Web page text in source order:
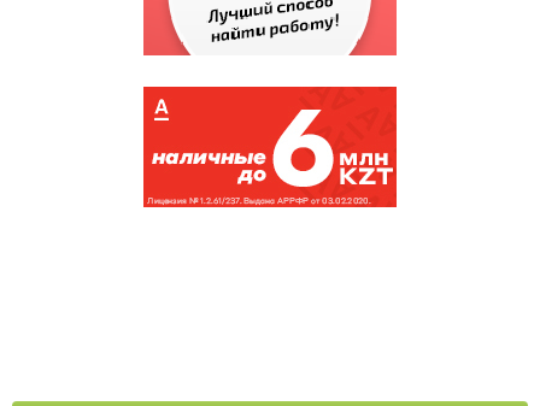
НАЛОГОВОЕ УПРАВЛЕН...
(135800)
КИНОТЕАТР КАЗАХСТАН
(121348)